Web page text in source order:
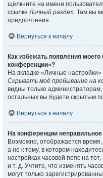
щёлкните на имени
ссылкеЛичный раздел. Там вы
предпочтения.
Вернуться к началу
Как избежать появления
конференции»?
На вкладке «Личные
Скрывать моё пребывание на
видны только
остальных вы будете скрытым
Вернуться к началу
На конференции
Возможно, отображается
а не к тому, в котором
настройках часовой пояс на
и т. д. Учтите, что изменять
могут только